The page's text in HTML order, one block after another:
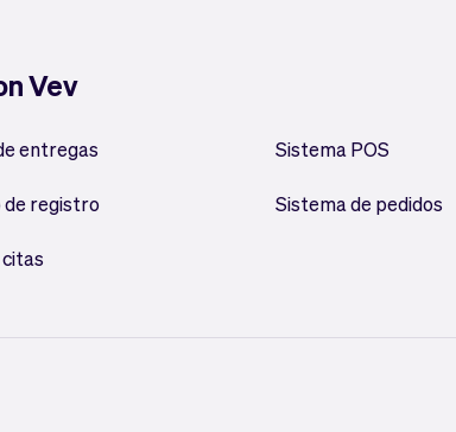
Vev
entregas Sistema POS
de registro Sistema de pedidos